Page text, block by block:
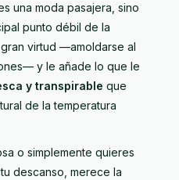
una moda pasajera, sino
punto débil de la
virtud —amoldarse al
y le añade lo que le
y transpirable que
de la temperatura
o simplemente quieres
descanso, merece la